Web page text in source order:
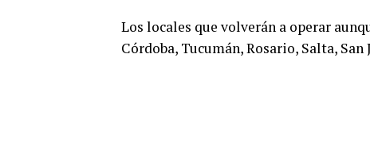
Los locales que volverán a operar
Córdoba, Tucumán, Rosario, Salta,